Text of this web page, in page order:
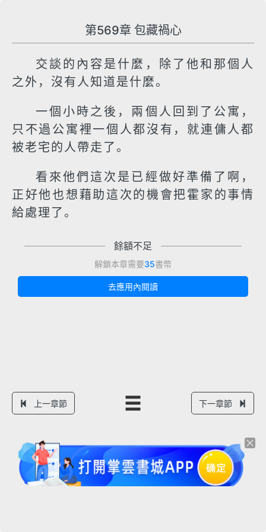
第569章 包藏禍心
交談的內容是什麼，除了他和那個人
之外，沒有人知道是什麼。
一個小時之後，兩個人回到了公寓，
只不過公寓裡一個人都沒有，就連傭人都
被老宅的人帶走了。
看來他們這次是已經做好準備了啊，
正好他也想藉助這次的機會把霍家的事情
給處理了。
餘額不足
解鎖本章需要35書幣
去應用內閱讀
上一章節 下一章節